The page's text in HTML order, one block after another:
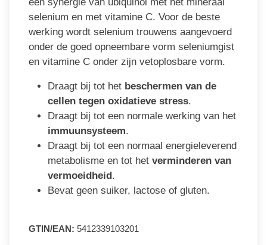
selenium en met vitamine C. Voor de beste
werking wordt selenium trouwens aangevoerd
onder de goed opneembare vorm seleniumgist
en vitamine C onder zijn vetoplosbare vorm.
Draagt bij tot het beschermen van de
cellen tegen oxidatieve stress.
Draagt bij tot een normale werking van het
immuunsysteem.
Draagt bij tot een normaal energieleverend
metabolisme en tot het verminderen van
vermoeidheid .
Bevat geen suiker, lactose of gluten.
GTIN/EAN: 5412339103201